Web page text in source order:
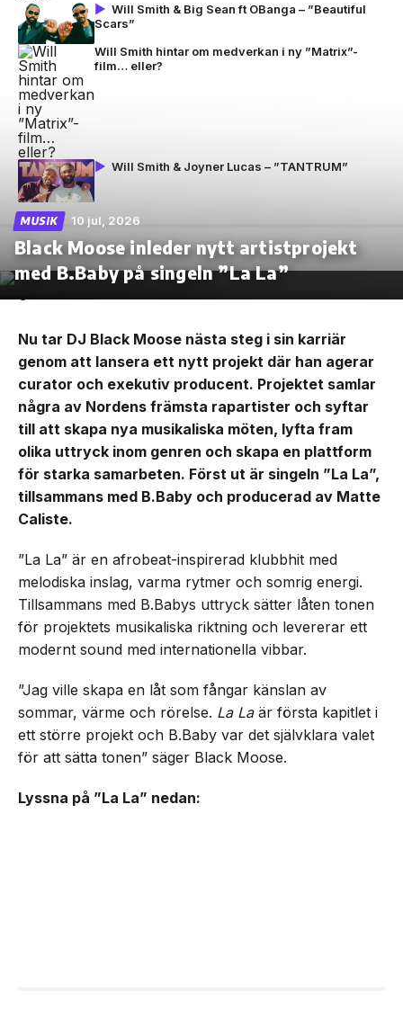
Will Smith & Big Sean ft OBanga – ”Beautiful
Scars”
Will Smith hintar om medverkan i ny ”Matrix”-
film… eller?
Will Smith & Joyner Lucas – ”TANTRUM”
MUSIK 10 jul, 2026
Black Moose inleder nytt artistprojekt
med B.Baby på singeln ”La La”
Nu tar DJ Black Moose nästa steg i sin karriär
genom att lansera ett nytt projekt där han agerar
curator och exekutiv producent. Projektet samlar
några av Nordens främsta rapartister och syftar
till att skapa nya musikaliska möten, lyfta fram
olika uttryck inom genren och skapa en plattform
för starka samarbeten. Först ut är singeln ”La La”,
tillsammans med B.Baby och producerad av Matte
Caliste.
”La La” är en afrobeat-inspirerad klubbhit med
melodiska inslag, varma rytmer och somrig energi.
Tillsammans med B.Babys uttryck sätter låten tonen
för projektets musikaliska riktning och levererar ett
modernt sound med internationella vibbar.
”Jag ville skapa en låt som fångar känslan av
sommar, värme och rörelse. La Laär första kapitlet i
ett större projekt och B.Baby var det självklara valet
för att sätta tonen” säger Black Moose.
Lyssna på ”La La” nedan: